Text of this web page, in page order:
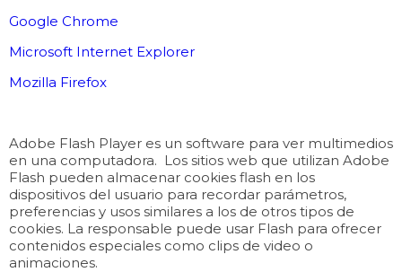
Google Chrome
Microsoft Internet Explorer
Mozilla Firefox
Adobe Flash Player es un software para ver multimedios
en una computadora. Los sitios web que utilizan Adobe
Flash pueden almacenar cookies flash en los
dispositivos del usuario para recordar parámetros,
preferencias y usos similares a los de otros tipos de
cookies. La responsable puede usar Flash para ofrecer
contenidos especiales como clips de video o
animaciones.